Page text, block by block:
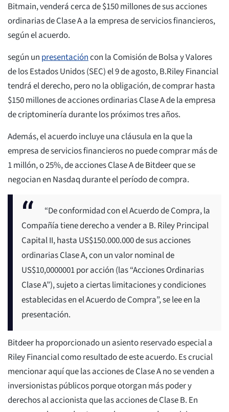
Bitmain, venderá cerca de $150 millones de sus acciones
ordinarias de Clase A a la empresa de servicios financieros,
según el acuerdo.
según un presentacióncon la Comisión de Bolsa y Valores
de los Estados Unidos (SEC) el 9 de agosto, B.Riley Financial
tendrá el derecho, pero no la obligación, de comprar hasta
$150 millones de acciones ordinarias Clase A de la empresa
de criptominería durante los próximos tres años.
Además, el acuerdo incluye una cláusula en la que la
empresa de servicios financieros no puede comprar más de
1 millón, o 25%, de acciones Clase A de Bitdeer que se
negocian en Nasdaq durante el período de compra.
“De conformidad con el Acuerdo de Compra, la
Compañía tiene derecho a vender a B. Riley Principal
Capital II, hasta US$150.000.000 de sus acciones
ordinarias Clase A, con un valor nominal de
US$10,0000001 por acción (las “Acciones Ordinarias
Clase A”), sujeto a ciertas limitaciones y condiciones
establecidas en el Acuerdo de Compra”, se lee en la
presentación.
Bitdeer ha proporcionado un asiento reservado especial a
Riley Financial como resultado de este acuerdo. Es crucial
mencionar aquí que las acciones de Clase A no se venden a
inversionistas públicos porque otorgan más poder y
derechos al accionista que las acciones de Clase B. En